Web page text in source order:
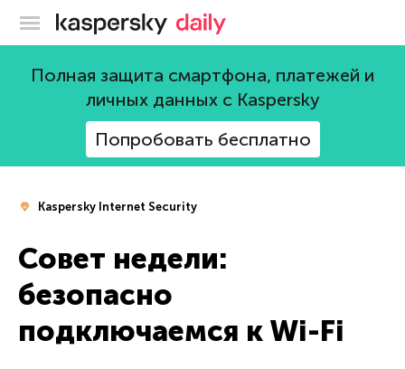
Блог Касперского
Полная защита смартфона, платежей и
личных данных с Kaspersky
Попробовать бесплатно
Kaspersky Internet Security
Совет недели:
безопасно
подключаемся к Wi-Fi